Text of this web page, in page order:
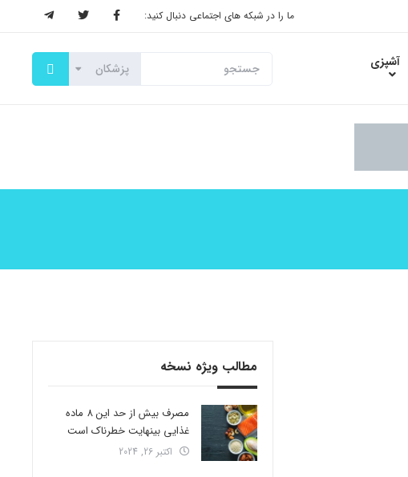
ما را در شبکه های اجتماعی دنبال کنید:
آشپزی
مطالب ویژه نسخه
مصرف بیش از حد این 8 ماده
غذایی بینهایت خطرناک است
اکتبر 26, 2024